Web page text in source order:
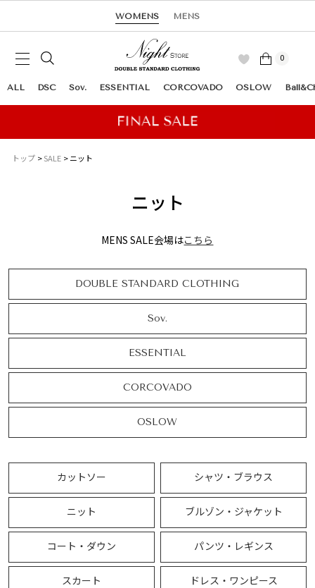
WOMENS MENS
0
ALL DSC Sov. ESSENTIAL CORCOVADO OSLOW
トップ SALE ニット
ニット
MENS SALE会場はこちら
DOUBLE STANDARD CLOTHING
Sov.
ESSENTIAL
CORCOVADO
OSLOW
カットソー シャツ・ブラウス
ニット ブルゾン・ジャケット
コート・ダウン パンツ・レギンス
スカート ドレス・ワンピース